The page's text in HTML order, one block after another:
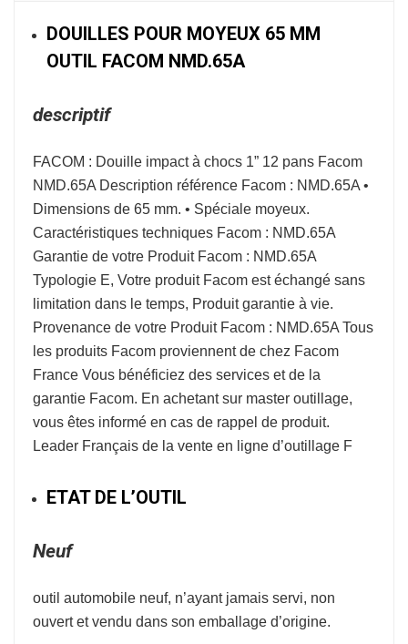
DOUILLES POUR MOYEUX 65 MM
OUTIL FACOM NMD.65A
descriptif
FACOM : Douille impact à chocs 1” 12 pans Facom
NMD.65A Description référence Facom : NMD.65A •
Dimensions de 65 mm. • Spéciale moyeux.
Caractéristiques techniques Facom : NMD.65A
Garantie de votre Produit Facom : NMD.65A
Typologie E, Votre produit Facom est échangé sans
limitation dans le temps, Produit garantie à vie.
Provenance de votre Produit Facom : NMD.65A Tous
les produits Facom proviennent de chez Facom
France Vous bénéficiez des services et de la
garantie Facom. En achetant sur master outillage,
vous êtes informé en cas de rappel de produit.
Leader Français de la vente en ligne d’outillage F
ETAT DE L’OUTIL
Neuf
outil automobile neuf, n’ayant jamais servi, non
ouvert et vendu dans son emballage d’origine.